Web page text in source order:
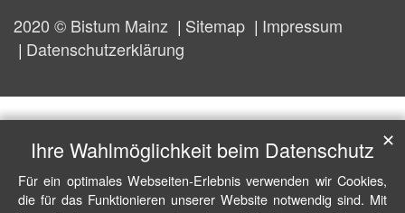
2020 © Bistum Mainz Sitemap
Impressum
Datenschutzerklärung
Ihre Wahlmöglichkeit beim Datenschutz
Für ein optimales Webseiten-Erlebnis verwenden wir Cookies,
die für das Funktionieren unserer Website notwendig sind. Mit
✕